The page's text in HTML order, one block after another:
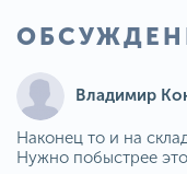
Владимир
Наконец то и на
Нужно побыстрее